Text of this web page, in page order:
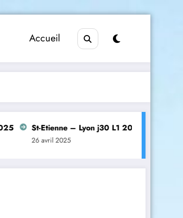
Accueil
St-Etienne – Lyon j30 L1 2024/2025
26 avril 2025